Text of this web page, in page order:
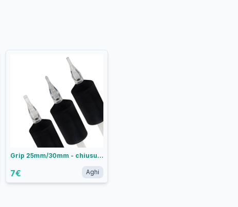
Grip 25mm/30mm - chiusura supply
7€ Aghi